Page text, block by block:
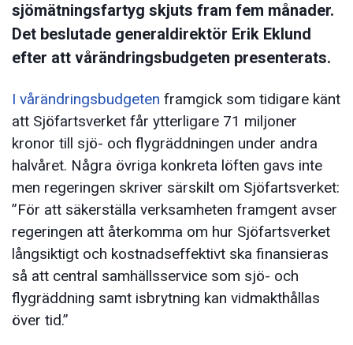
sjömätningsfartyg skjuts fram fem månader.
Det beslutade generaldirektör Erik Eklund
efter att vårändringsbudgeten presenterats.
I vårändringsbudgeten framgick som tidigare känt
att Sjöfartsverket får ytterligare 71 miljoner
kronor till sjö- och flygräddningen under andra
halvåret. Några övriga konkreta löften gavs inte
men regeringen skriver särskilt om Sjöfartsverket:
”För att säkerställa verksamheten framgent avser
regeringen att återkomma om hur Sjöfartsverket
långsiktigt och kostnadseffektivt ska finansieras
så att central samhällsservice som sjö- och
flygräddning samt isbrytning kan vidmakthållas
över tid.”